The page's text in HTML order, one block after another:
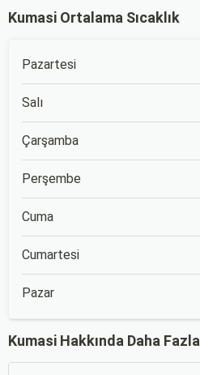
Kumasi Ortalama Sıcaklık
Pazartesi
Salı
Çarşamba
Perşembe
Cuma
Cumartesi
Pazar
Kumasi Hakkında Daha Fazla